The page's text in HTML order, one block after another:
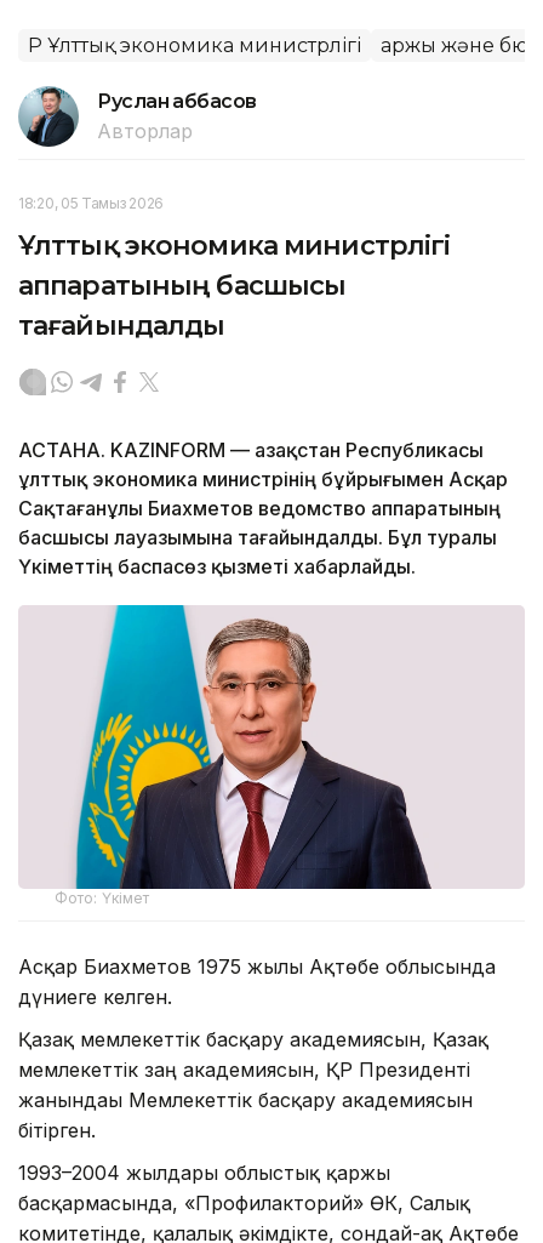
ҚР Ұлттық экономика министрлігі Қаржы және
Руслан Ғаббасов
Авторлар
18:20, 05 Тамыз 2026
Ұлттық экономика министрлігі
аппаратының басшысы
тағайындалды
АСТАНА. KAZINFORM — Қазақстан Республикасы
ұлттық экономика министрінің бұйрығымен Асқар
Сақтағанұлы Биахметов ведомство аппаратының
басшысы лауазымына тағайындалды. Бұл туралы
Үкіметтің баспасөз қызметі хабарлайды.
Фото: Үкімет
Асқар Биахметов 1975 жылы Ақтөбе облысында
дүниеге келген.
Қазақ мемлекеттік басқару академиясын, Қазақ
мемлекеттік заң академиясын, ҚР Президенті
жанындағы Мемлекеттік басқару академиясын
бітірген.
1993–2004 жылдары облыстық қаржы
басқармасында, «Профилакторий» ӨК, Салық
комитетінде, қалалық әкімдікте, сондай-ақ Ақтөбе